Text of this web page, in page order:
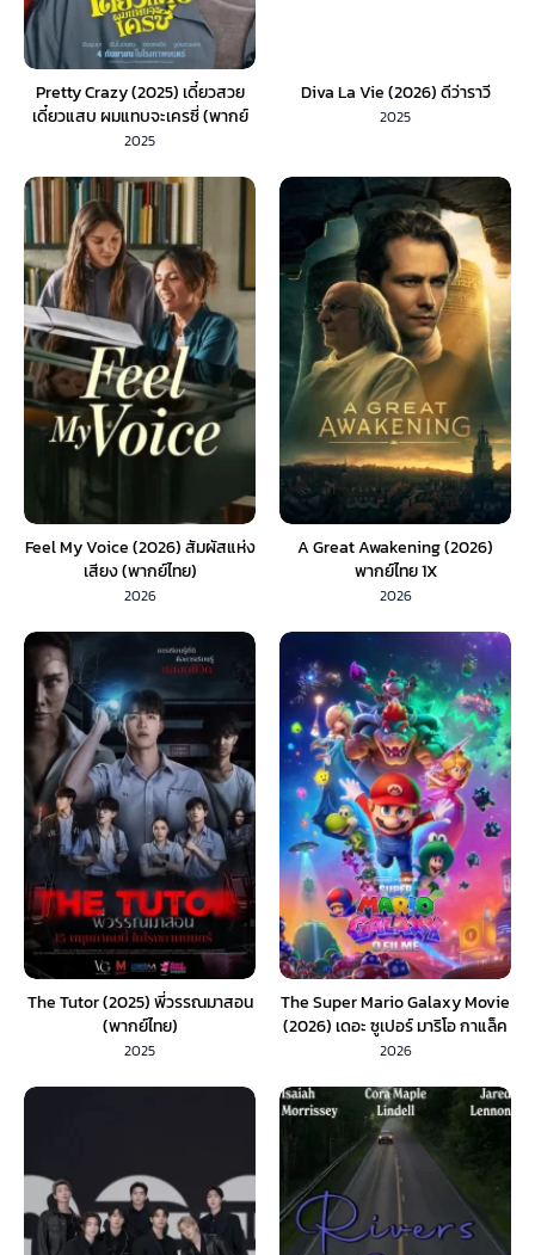
Pretty Crazy (2025) เดี๋ยวสวย
เดี๋ยวแสบ ผมแทบจะเครซี่ (พากย์
ไทย)
2025
Diva La Vie​ (2026) ดีว่าราวี
2025
Feel My Voice (2026) สัมผัสแห่ง
เสียง (พากย์ไทย)
2026
A Great Awakening (2026)
พากย์ไทย 1X
2026
The Tutor (2025) พี่วรรณมาสอน
(พากย์ไทย)
2025
The Super Mario Galaxy Movie
(2026) เดอะ ซูเปอร์ มาริโอ กาแล็ค
ซี่ มูฟวี่ (พากย์ไทย) 1X
2026